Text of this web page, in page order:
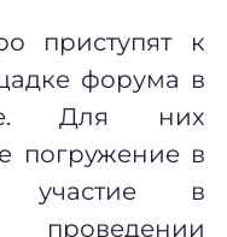
приступят к
форума в
Для них
погружение в
участие в